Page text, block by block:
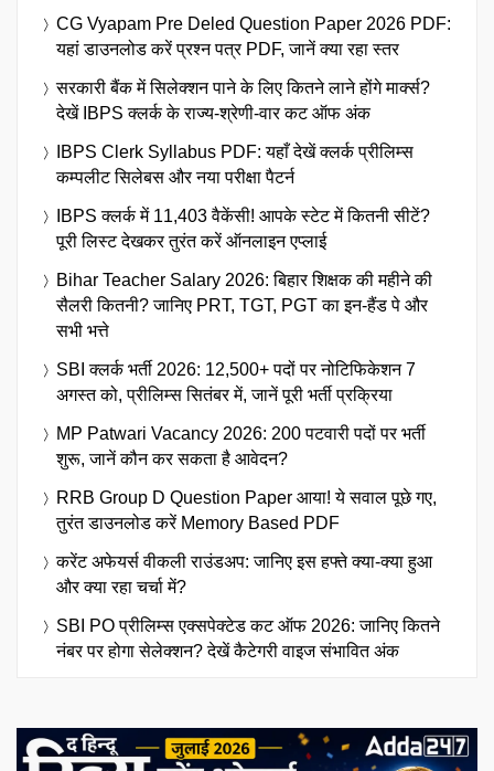
CG Vyapam Pre Deled Question Paper 2026 PDF:
यहां डाउनलोड करें प्रश्न पत्र PDF, जानें क्या रहा स्तर
सरकारी बैंक में सिलेक्शन पाने के लिए कितने लाने होंगे मार्क्स?
देखें IBPS क्लर्क के राज्य-श्रेणी-वार कट ऑफ अंक
IBPS Clerk Syllabus PDF: यहाँ देखें क्लर्क प्रीलिम्स
कम्पलीट सिलेबस और नया परीक्षा पैटर्न
IBPS क्लर्क में 11,403 वैकेंसी! आपके स्टेट में कितनी सीटें?
पूरी लिस्ट देखकर तुरंत करें ऑनलाइन एप्लाई
Bihar Teacher Salary 2026: बिहार शिक्षक की महीने की
सैलरी कितनी? जानिए PRT, TGT, PGT का इन-हैंड पे और
सभी भत्ते
SBI क्लर्क भर्ती 2026: 12,500+ पदों पर नोटिफिकेशन 7
अगस्त को, प्रीलिम्स सितंबर में, जानें पूरी भर्ती प्रक्रिया
MP Patwari Vacancy 2026: 200 पटवारी पदों पर भर्ती
शुरू, जानें कौन कर सकता है आवेदन?
RRB Group D Question Paper आया! ये सवाल पूछे गए,
तुरंत डाउनलोड करें Memory Based PDF
करेंट अफेयर्स वीकली राउंडअप: जानिए इस हफ्ते क्या-क्या हुआ
और क्या रहा चर्चा में?
SBI PO प्रीलिम्स एक्सपेक्टेड कट ऑफ 2026: जानिए कितने
नंबर पर होगा सेलेक्शन? देखें कैटेगरी वाइज संभावित अंक